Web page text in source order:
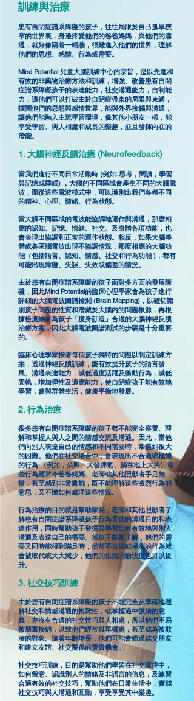
訓練與治療
患有自閉症譜系障礙的孩子，往往局限於自己孤單狹
窄的世界裏，身邊疼愛他們的爸爸媽媽，與他們的溝
通，就好像隔着一幅牆，很難進入他們的世界，理解
他們的思想、感情、行為或需要。
Mind Potential 兒童大腦訓練中心的宗旨，是以先進和
有效的非藥物治療方法和訓練，增強、改善患有自閉
症譜系障礙孩子的表達能力，社交溝通能力，自制能
力，讓他們可以打破由於自閉症帶來的局限與束縛，
擴闊他們的思想與感情世界，能與外界接觸與溝通，
讓他們能融入主流學習環境，像其他小朋友一樣，能
享受學習、與人相處和成長的樂趣，並且發揮內在的
潛能。
1. 大腦神經反饋治療 (Neurofeedback)
當我們進行不同日常活動時 (例如: 思考，閱讀，學習
與記憶或睡眠) ，大腦的不同區域會產生不同的大腦電
波，而從這些電波模式中，可以識別出我們各種不同
的精神、心理、情緒、行為狀態。
當大腦不同區域的電波能協調地運作與溝通，那麼相
應的認知、記憶、情緒、社交、及身體各項功能，也
會表現出協調和正常的運作狀態。相反，如果大腦整
體或各區腦電波出現不協調情況，那麼相應的大腦功
能（包括語言、認知、情感、社交和行為功能 )，都有
可能出現障礙、失誤、失效或偏差的情況。
由於患有自閉症譜系障礙的孩子面對多方面的發展障
礙，因此Mind Potential的臨床心理學家會為孩子進行
詳細的大腦電波圖譜檢測 (Brain Mapping)，以確切識
別孩子問題的性質和潛藏於大腦内的問題根源，再根
據檢測結果為孩子「度身訂造」合適的大腦神經反饋
治療方案，因此大腦電波圖譜測試的步驟是十分重要
的。
臨床心理學家按著每個孩子獨特的問題以制定訓練方
案，透過神經反饋訓練，能有效提升孩子的語言發
展、溝通表達能力，減低過度活躍及衝動行為，減低
固執，增加彈性及適應能力，使自閉症孩子能有效地
學習，參與群體生活，健康平衡地發展。
2. 行為治療
很多患有自閉症譜系障礙的孩子都不能完全察覺、理
解和掌握人與人之間的情感交流及溝通。因此，當他
們向別人表達自己的情感和不同需要時，常遇到很大
的困難。他們在社交場合中，會表現出不合適或極端
的行為 （例如，尖叫、大發脾氣、躺在地上大哭）這
些行為經常令爸爸媽媽、老師或其他照顧者手足無
措，甚至感到非常尷尬，既不能理解這些激烈行為的
意思，又不懂如何處理這些情況。
行為治療的目的就是幫助家長，老師和其他照顧者了
解患有自閉症譜系障礙孩子行為背後的溝通目的和表
達作用，同時幫助孩子發掘與學習如何有效地與別人
溝通及表達自己的需要。當孩子能被了解，他們的需
要又同時能得到滿足時，從前不合適或極端的行為就
會被取代或大大減少，他們的生活的愉快度也可以提
升。
3. 社交技巧訓練
由於患有自閉症譜系障礙的孩子不能完全及準確地理
解社交和情感溝通的複雜性，或掌握過中微細的意
義，亦沒有合適的社交技巧與人相處，所以他們不易
被朋輩接納，以致他們經常孤單獨處，甚至成為被欺
凌的對象。隨着年齡增長，他們可能會錯過結交朋友
和建立友誼、社交關係的寶貴機會。
社交技巧訓練，目的是幫助他們學習在社交環境中，
如何留意、認識別人的情緒及非語言的信息，及練習
合適有效的社交技巧，幫助他們在日常生活中，實踐
社交技巧與人溝通和互動，享受享受其中樂趣。